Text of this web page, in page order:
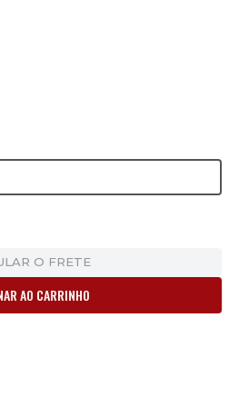
O FRETE
AO CARRINHO